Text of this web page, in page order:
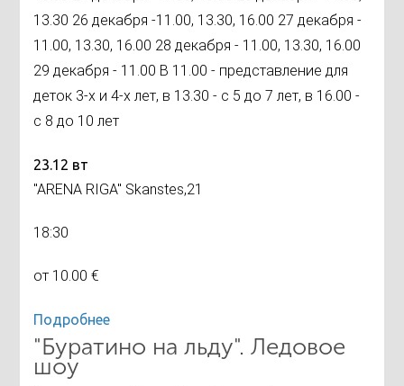
13.30 26 декабря -11.00, 13.30, 16.00 27 декабря -
11.00, 13.30, 16.00 28 декабря - 11.00, 13.30, 16.00
29 декабря - 11.00 В 11.00 - представление для
деток 3-х и 4-х лет, в 13.30 - с 5 до 7 лет, в 16.00 -
с 8 до 10 лет
23.12 вт
"ARENA RIGA" Skanstes,21
18:30
от 10.00 €
Подробнее
"Буратино на льду". Ледовое
шоу